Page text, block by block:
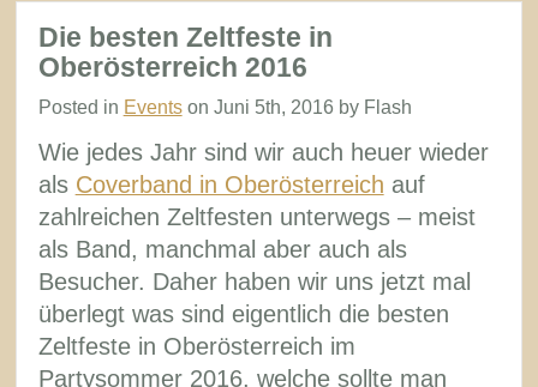
Die besten Zeltfeste in
Oberösterreich 2016
Posted in Eventson Juni 5th, 2016 by Flash
Wie jedes Jahr sind wir auch heuer wieder
als Coverband in Oberösterreich auf
zahlreichen Zeltfesten unterwegs – meist
als Band, manchmal aber auch als
Besucher. Daher haben wir uns jetzt mal
überlegt was sind eigentlich die besten
Zeltfeste in Oberösterreich im
Partysommer 2016, welche sollte man